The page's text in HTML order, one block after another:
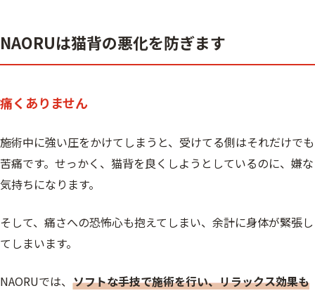
NAORUは猫背の悪化を防ぎます
痛くありません
施術中に強い圧をかけてしまうと、受けてる側はそれだけでも
苦痛です。せっかく、猫背を良くしようとしているのに、嫌な
気持ちになります。
そして、痛さへの恐怖心も抱えてしまい、余計に身体が緊張し
てしまいます。
NAORUでは、 ソフトな手技で施術を行い、リラックス効果も